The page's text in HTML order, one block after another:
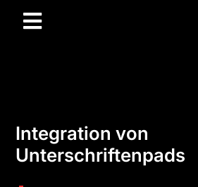
Integration von
Unterschriftenpads